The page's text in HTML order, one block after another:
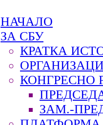
НАЧАЛО
ЗА СБУ
КРАТКА
КОНГРЕСНО
ЗАМ.-